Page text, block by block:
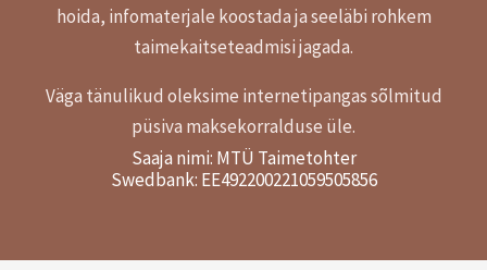
hoida, infomaterjale koostada ja seeläbi rohkem
taimekaitseteadmisi jagada.
Väga tänulikud oleksime internetipangas sõlmitud
püsiva maksekorralduse üle.
Saaja nimi: MTÜ Taimetohter
Swedbank: EE492200221059505856